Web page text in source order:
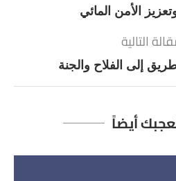
الأمن المائي
التالية
إلى الفلاح والجنة
أيضاً